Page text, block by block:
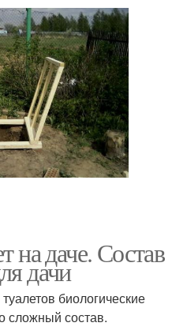
на даче. Состав
дачи
биологические
сложный состав.